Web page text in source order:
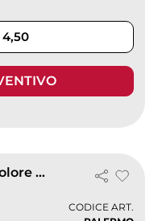
Pantaloni felpa cotone tricolore Palermo 100% Made in Italy
CODICE ART.